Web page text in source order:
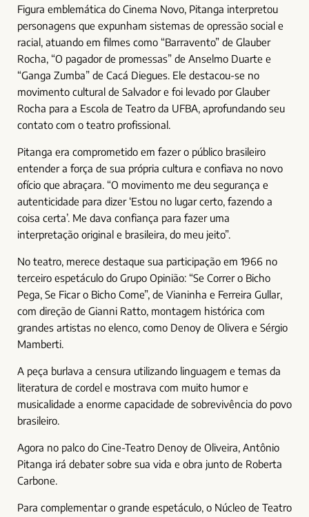
Figura emblemática do Cinema Novo, Pitanga interpretou
personagens que expunham sistemas de opressão social e
racial, atuando em filmes como “Barravento” de Glauber
Rocha, “O pagador de promessas” de Anselmo Duarte e
“Ganga Zumba” de Cacá Diegues. Ele destacou-se no
movimento cultural de Salvador e foi levado por Glauber
Rocha para a Escola de Teatro da UFBA, aprofundando seu
contato com o teatro profissional.
Pitanga era comprometido em fazer o público brasileiro
entender a força de sua própria cultura e confiava no novo
ofício que abraçara. “O movimento me deu segurança e
autenticidade para dizer ‘Estou no lugar certo, fazendo a
coisa certa’. Me dava confiança para fazer uma
interpretação original e brasileira, do meu jeito”.
No teatro, merece destaque sua participação em 1966 no
terceiro espetáculo do Grupo Opinião: “Se Correr o Bicho
Pega, Se Ficar o Bicho Come”, de Vianinha e Ferreira Gullar,
com direção de Gianni Ratto, montagem histórica com
grandes artistas no elenco, como Denoy de Olivera e Sérgio
Mamberti.
A peça burlava a censura utilizando linguagem e temas da
literatura de cordel e mostrava com muito humor e
musicalidade a enorme capacidade de sobrevivência do povo
brasileiro.
Agora no palco do Cine-Teatro Denoy de Oliveira, Antônio
Pitanga irá debater sobre sua vida e obra junto de Roberta
Carbone.
Para complementar o grande espetáculo, o Núcleo de Teatro